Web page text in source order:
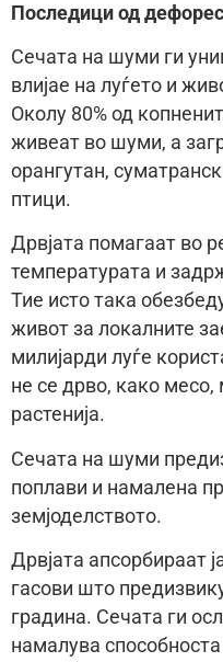
Последици од
Сечата на шуми ги
влијае на луѓето и
Околу 80% од
живеат во шуми, а
орангутан,
птици.
Дрвјата помагаат во
температурата и
Тие исто така
живот за локалните
милијарди луѓе
не се дрво, како
растенија.
Сечата на шуми
поплави и намалена
земјоделството.
Дрвјата апсорбираат
гасови што
градина. Сечата ги
намалува